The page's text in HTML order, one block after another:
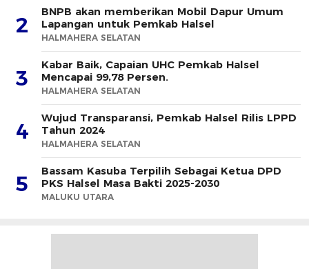
2
BNPB akan memberikan Mobil Dapur Umum
Lapangan untuk Pemkab Halsel
HALMAHERA SELATAN
3
Kabar Baik, Capaian UHC Pemkab Halsel
Mencapai 99,78 Persen.
HALMAHERA SELATAN
4
Wujud Transparansi, Pemkab Halsel Rilis LPPD
Tahun 2024
HALMAHERA SELATAN
5
Bassam Kasuba Terpilih Sebagai Ketua DPD
PKS Halsel Masa Bakti 2025-2030
MALUKU UTARA